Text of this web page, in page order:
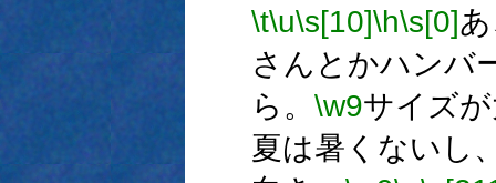
\t\u\s[10]\h\s[0]
さんとかハンバ
ら。 \w9サイズ
夏は暑くないし